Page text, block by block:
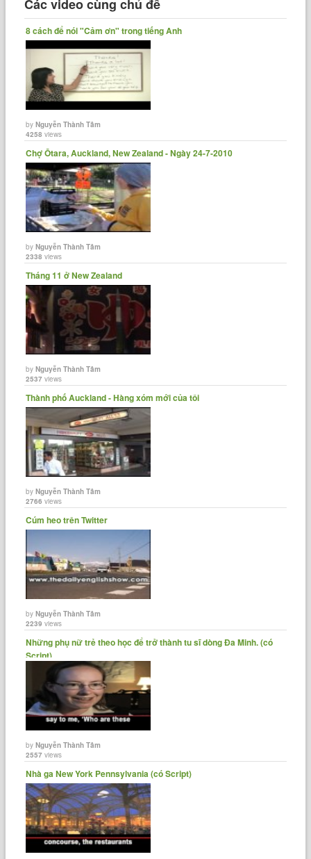
Các video cùng chủ đề
8 cách để nói "Cảm ơn" trong tiếng Anh
byNguyễn Thành Tâm
4258 views
Chợ Ōtara, Auckland, New Zealand - Ngày 24-7-2010
byNguyễn Thành Tâm
2338 views
Tháng 11 ở New Zealand
byNguyễn Thành Tâm
2537 views
Thành phố Auckland - Hàng xóm mới của tôi
byNguyễn Thành Tâm
2766 views
Cúm heo trên Twitter
byNguyễn Thành Tâm
2239 views
Những phụ nữ trẻ theo học để trở thành tu sĩ dòng Đa Minh. (có
Script)
byNguyễn Thành Tâm
2557 views
Nhà ga New York Pennsylvania (có Script)